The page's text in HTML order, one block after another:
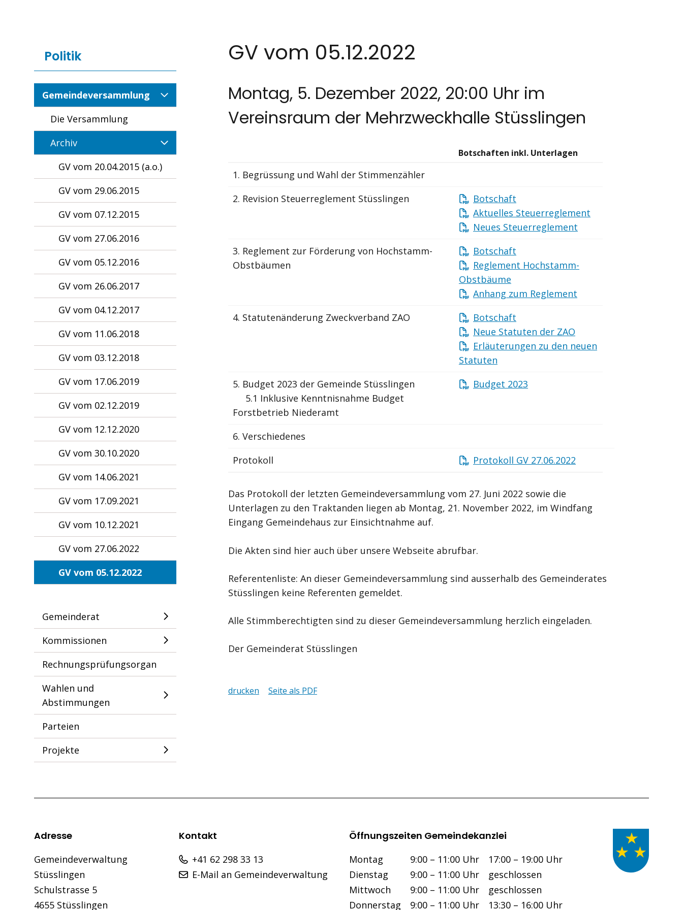
Politik
Gemeindeversammlung
Die Versammlung
Archiv
GV vom 20.04.2015 (a.o.)
GV vom 29.06.2015
GV vom 07.12.2015
GV vom 27.06.2016
GV vom 05.12.2016
GV vom 26.06.2017
GV vom 04.12.2017
GV vom 11.06.2018
GV vom 03.12.2018
GV vom 17.06.2019
GV vom 02.12.2019
GV vom 12.12.2020
GV vom 30.10.2020
GV vom 14.06.2021
GV vom 17.09.2021
GV vom 10.12.2021
GV vom 27.06.2022
GV vom 05.12.2022
Gemeinderat
Kommissionen
Rechnungsprüfungsorgan
Wahlen und
Abstimmungen
Parteien
Projekte
GV vom 05.12.2022
Montag, 5. Dezember 2022, 20:00 Uhr im
Vereinsraum der Mehrzweckhalle Stüsslingen
Botschaften inkl. Unterlagen
1. Begrüssung und Wahl der Stimmenzähler
2. Revision Steuerreglement Stüsslingen
Botschaft
Aktuelles Steuerreglement
Neues Steuerreglement
3. Reglement zur Förderung von Hochstamm-
Obstbäumen
Botschaft
Reglement Hochstamm-
Obstbäume
Anhang zum Reglement
4. Statutenänderung Zweckverband ZAO
Botschaft
Neue Statuten der ZAO
Erläuterungen zu den neuen
Statuten
5. Budget 2023 der Gemeinde Stüsslingen
5.1 Inklusive Kenntnisnahme Budget
Forstbetrieb Niederamt
Budget 2023
6. Verschiedenes
Protokoll
Protokoll GV 27.06.2022
Das Protokoll der letzten Gemeindeversammlung vom 27. Juni 2022 sowie die
Unterlagen zu den Traktanden liegen ab Montag, 21. November 2022, im Windfang
Eingang Gemeindehaus zur Einsichtnahme auf.
Die Akten sind hier auch über unsere Webseite abrufbar.
Referentenliste: An dieser Gemeindeversammlung sind ausserhalb des Gemeinderates
Stüsslingen keine Referenten gemeldet.
Alle Stimmberechtigten sind zu dieser Gemeindeversammlung herzlich eingeladen.
Der Gemeinderat Stüsslingen
drucken Seite als PDF
Footer
Adresse
Gemeindeverwaltung
Stüsslingen
Schulstrasse 5
4655 Stüsslingen
Kontakt
+41 62 298 33 13
E-Mail an Gemeindeverwaltung
Öffnungszeiten Gemeindekanzlei
Wochentag Vormittag Nachmittag
Montag 9:00 – 11:00 Uhr
17:00 – 19:00 Uhr
Dienstag 9:00 – 11:00 Uhr
geschlossen
Mittwoch 9:00 – 11:00 Uhr
geschlossen
Donnerstag 9:00 – 11:00 Uhr 13:30 – 16:00 Uhr